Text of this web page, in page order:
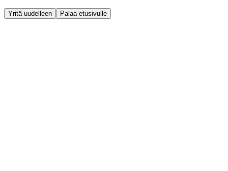
Yritä uudelleen Palaa etusivulle